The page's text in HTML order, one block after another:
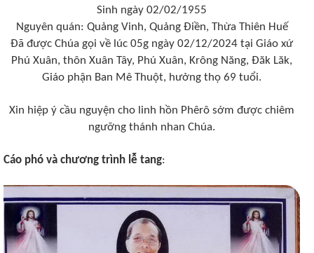
Sinh ngày 02/02/1955
Nguyên quán: Quảng Vinh, Quảng Điền, Thừa Thiên Huế
Đã được Chúa gọi về lúc 05g ngày 02/12/2024 tại Giáo xứ
Phú Xuân, thôn Xuân Tây, Phú Xuân, Krông Năng, Đăk Lăk,
Giáo phận Ban Mê Thuột, hưởng thọ 69 tuổi.
Xin hiệp ý cầu nguyện cho linh hồn Phêrô sớm được chiêm
ngưỡng thánh nhan Chúa.
Cáo phó và chương trình lễ tang: